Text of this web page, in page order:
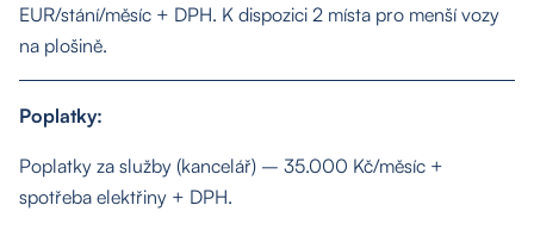
EUR/stání/měsíc + DPH. K dispozici 2 místa pro menší vozy
na plošině.
Poplatky:
Poplatky za služby (kancelář) – 35.000 Kč/měsíc +
spotřeba elektřiny + DPH.